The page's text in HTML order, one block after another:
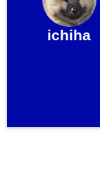
ichiha